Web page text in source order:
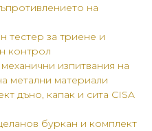
на
тестер за триене и
контрол
изпитвания на
метални материали
дъно, капак и сита CISA
буркан и комплект